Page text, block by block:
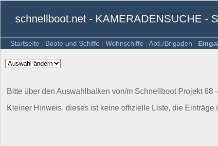
schnellboot.net - KAMERADENSUCHE -
Startseite | Boote und Schiffe | Wohnschiffe | Abtl./Brigaden |
Bitte über den Auswahlbalken von/m Schnellboot Projekt 68
Kleiner Hinweis, dieses ist keine offizielle Liste, die